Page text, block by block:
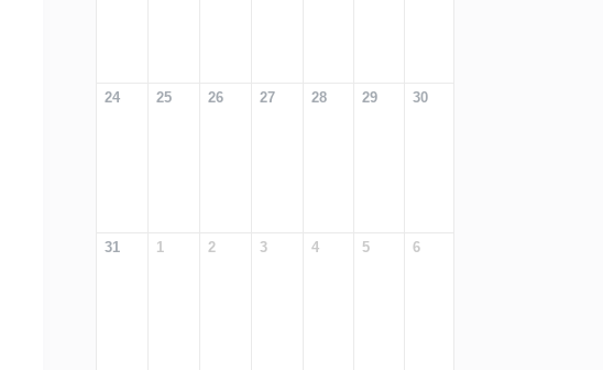
24 25 26 27 28 29 30
31 1 2 3 4 5 6